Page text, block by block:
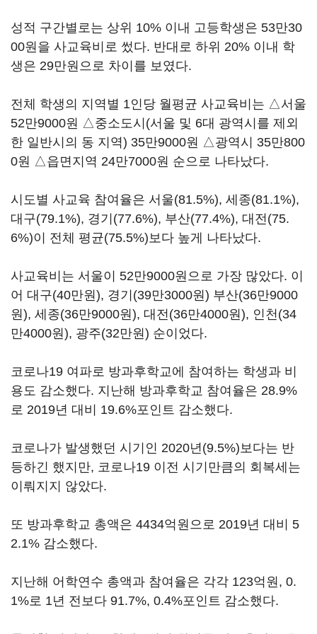
성적 구간별로는 상위 10% 이내 고등학생은 53만30
00원을 사교육비로 썼다. 반대로 하위 20% 이내 학
생은 29만원으로 차이를 보였다.
전체 학생의 지역별 1인당 월평균 사교육비는 △서울
52만9000원 △중소도시(서울 및 6대 광역시를 제외
한 일반시의 동 지역) 35만9000원 △광역시 35만800
0원 △읍면지역 24만7000원 순으로 나타났다.
시도별 사교육 참여율은 서울(81.5%), 세종(81.1%),
대구(79.1%), 경기(77.6%), 부산(77.4%), 대전(75.
6%)이 전체 평균(75.5%)보다 높게 나타났다.
사교육비는 서울이 52만9000원으로 가장 많았다. 이
어 대구(40만원), 경기(39만3000원) 부산(36만9000
원), 세종(36만9000원), 대전(36만4000원), 인천(34
만4000원), 광주(32만원) 순이었다.
코로나19 여파로 방과후학교에 참여하는 학생과 비
용도 감소했다. 지난해 방과후학교 참여율은 28.9%
로 2019년 대비 19.6%포인트 감소했다.
코로나가 발생했던 시기인 2020년(9.5%)보다는 반
등하긴 했지만, 코로나19 이전 시기만큼의 회복세는
이뤄지지 않았다.
또 방과후학교 총액은 4434억원으로 2019년 대비 5
2.1% 감소했다.
지난해 어학연수 총액과 참여율은 각각 123억원, 0.
1%로 1년 전보다 91.7%, 0.4%포인트 감소했다.